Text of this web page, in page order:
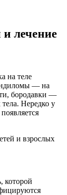
лечение
на теле
— на
бородавки —
Нередко у
которой